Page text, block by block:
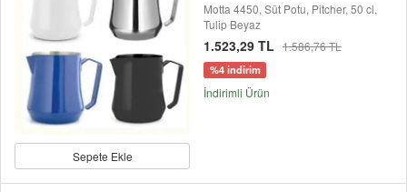
Sepete Ekle
Motta 4450, Süt Potu, Pitcher, 50 cl,
Tulip Beyaz
1.523,29 TL 1.586,76 TL
%4 indirim
İndirimli Ürün